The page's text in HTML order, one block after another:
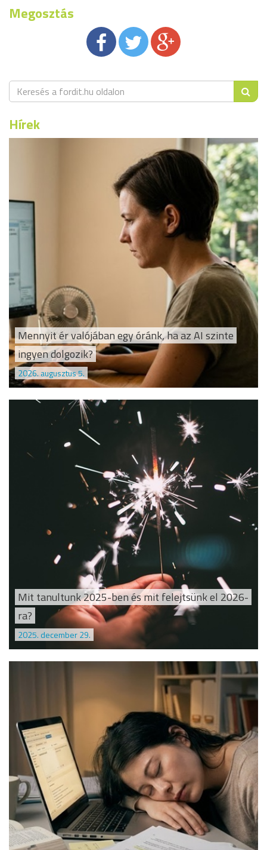
Megosztás
Hírek
Mennyit ér valójában egy óránk, ha az AI szinte
ingyen dolgozik?
2026. augusztus 5.
Mit tanultunk 2025-ben és mit felejtsünk el 2026-
ra?
2025. december 29.